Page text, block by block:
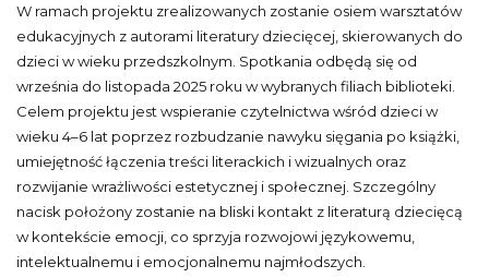
W ramach projektu zrealizowanych zostanie osiem warsztatów
edukacyjnych z autorami literatury dziecięcej, skierowanych do
dzieci w wieku przedszkolnym. Spotkania odbędą się od
września do listopada 2025 roku w wybranych filiach biblioteki.
Celem projektu jest wspieranie czytelnictwa wśród dzieci w
wieku 4–6 lat poprzez rozbudzanie nawyku sięgania po książki,
umiejętność łączenia treści literackich i wizualnych oraz
rozwijanie wrażliwości estetycznej i społecznej. Szczególny
nacisk położony zostanie na bliski kontakt z literaturą dziecięcą
w kontekście emocji, co sprzyja rozwojowi językowemu,
intelektualnemu i emocjonalnemu najmłodszych.